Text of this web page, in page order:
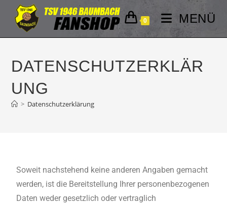
0 MENÜ
DATENSCHUTZERKLÄR
UNG
> Datenschutzerklärung
Soweit nachstehend keine anderen Angaben gemacht
werden, ist die Bereitstellung Ihrer personenbezogenen
Daten weder gesetzlich oder vertraglich